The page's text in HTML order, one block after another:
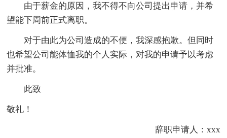
由于薪金的原因，我不得不向公司提出申请，并希
望能下周前正式离职。
对于由此为公司造成的不便，我深感抱歉。但同时
也希望公司能体恤我的个人实际，对我的申请予以考虑
并批准。
此致
敬礼！
辞职申请人：xxx